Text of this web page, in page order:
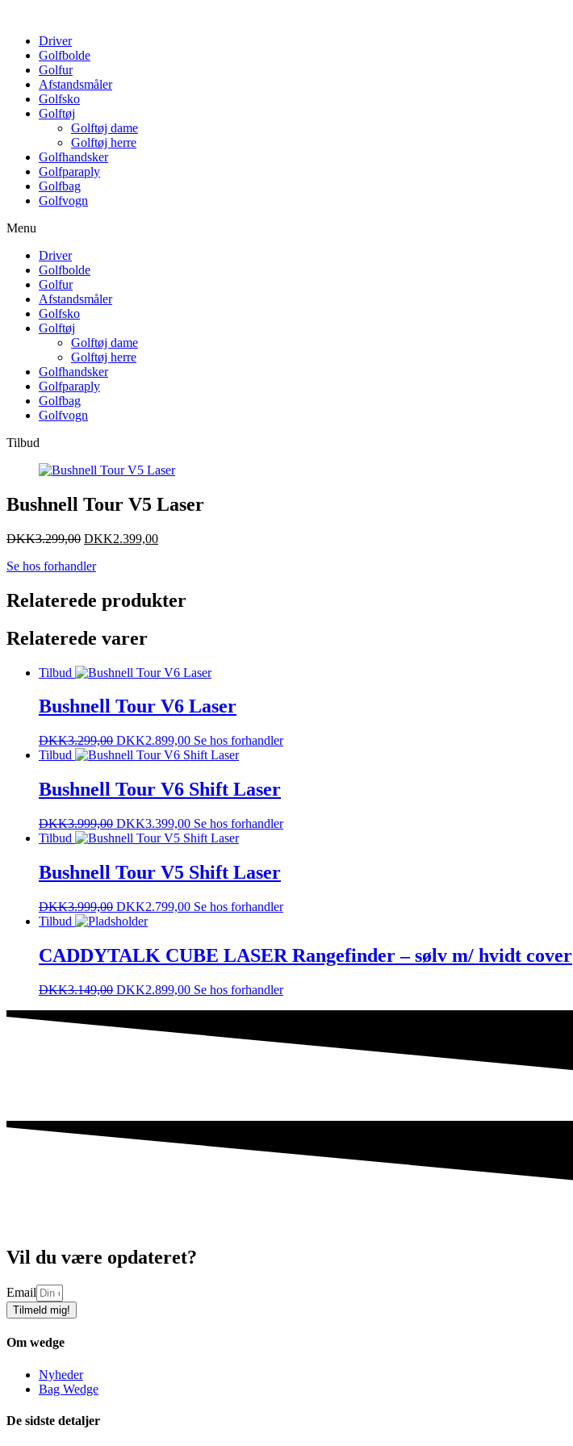
Driver
Golfbolde
Golfur
Afstandsmåler
Golfsko
Golftøj
Golftøj dame
Golftøj herre
Golfhandsker
Golfparaply
Golfbag
Golfvogn
Menu
Driver
Golfbolde
Golfur
Afstandsmåler
Golfsko
Golftøj
Golftøj dame
Golftøj herre
Golfhandsker
Golfparaply
Golfbag
Golfvogn
Tilbud
Bushnell Tour V5 Laser
DKK3.299,00 DKK2.399,00
Se hos forhandler
Relaterede produkter
Relaterede varer
Tilbud
Bushnell Tour V6 Laser
DKK3.299,00 DKK2.899,00 Se hos forhandler
Tilbud
Bushnell Tour V6 Shift Laser
DKK3.999,00 DKK3.399,00 Se hos forhandler
Tilbud
Bushnell Tour V5 Shift Laser
DKK3.999,00 DKK2.799,00 Se hos forhandler
Tilbud
CADDYTALK CUBE LASER Rangefinder – sølv m/ hvidt cover
DKK3.149,00 DKK2.899,00 Se hos forhandler
Vil du være opdateret?
Email
Tilmeld mig!
Om wedge
Nyheder
Bag Wedge
De sidste detaljer